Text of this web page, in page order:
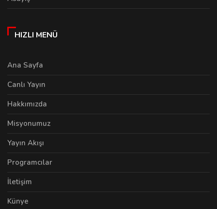
HIZLI MENÜ
Ana Sayfa
Canlı Yayın
Hakkımızda
Misyonumuz
Yayın Akışı
Programcılar
İletişim
Künye